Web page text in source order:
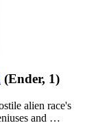
(Ender, 1)
alien race's
and …